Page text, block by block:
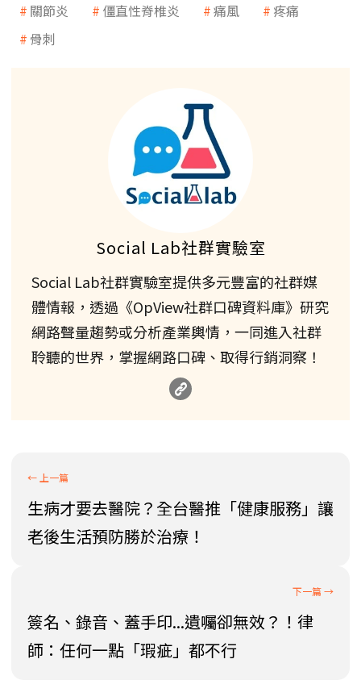
關節炎 僵直性脊椎炎 痛風
疼痛
骨刺
Social Lab社群實驗室
Social Lab社群實驗室提供多元豐富的社群媒
體情報，透過《OpView社群口碑資料庫》研究
網路聲量趨勢或分析產業輿情，一同進入社群
聆聽的世界，掌握網路口碑、取得行銷洞察！
生病才要去醫院？全台醫推「健康服務」讓
老後生活預防勝於治療！
簽名、錄音、蓋手印...遺囑卻無效？！律
師：任何一點「瑕疵」都不行